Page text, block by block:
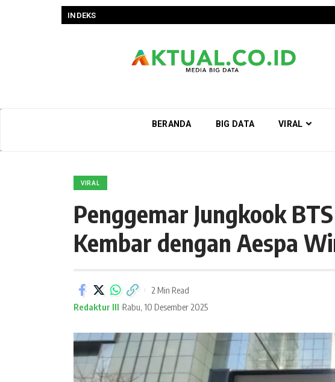
INDEKS
BERANDA BIG DATA VIRAL
VIRAL
Penggemar Jungkook
Kembar dengan Aespa
Redaktur III Rabu, 10 Desember 2025
2 Min Read